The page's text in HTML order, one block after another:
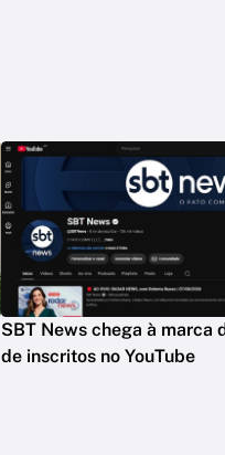
SBT News chega à marca
de inscritos no YouTube